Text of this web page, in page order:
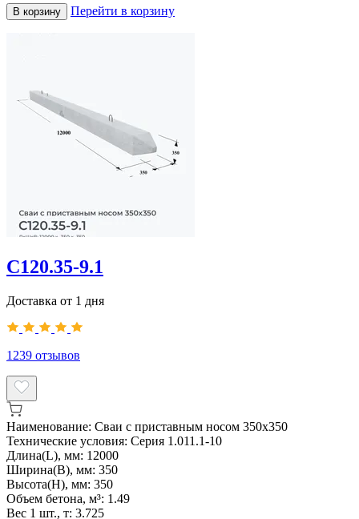
В корзину Перейти в корзину
С120.35-9.1
Доставка от 1 дня
1239 отзывов
Наименование: Сваи с приставным носом 350х350
Технические условия: Серия 1.011.1-10
Длина(L), мм: 12000
Ширина(B), мм: 350
Высота(H), мм: 350
Объем бетона, м³: 1.49
Вес 1 шт., т: 3.725